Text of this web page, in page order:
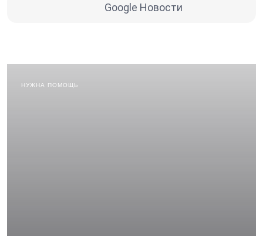
Google Новости
НУЖНА ПОМОЩЬ